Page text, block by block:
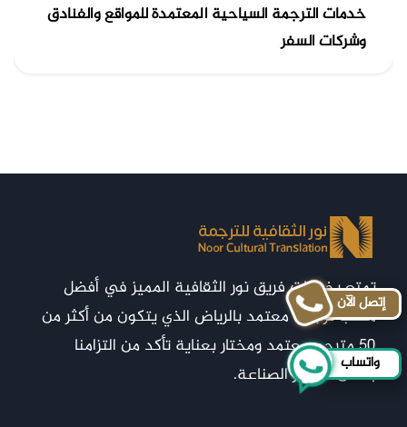
خدمات الترجمة السياحية المعتمدة للمواقع والفنادق
وشركات السفر
تمتع بخدمات فريق نور الثقافية المميز في أفضل
مكتب ترجمة معتمد بالرياض الذي يتكون من أكثر من
50 مترجم معتمد ومختار بعناية تأكد من التزامنا
بأعلى معايير الصناعة.
إتصل الآن
واتساب